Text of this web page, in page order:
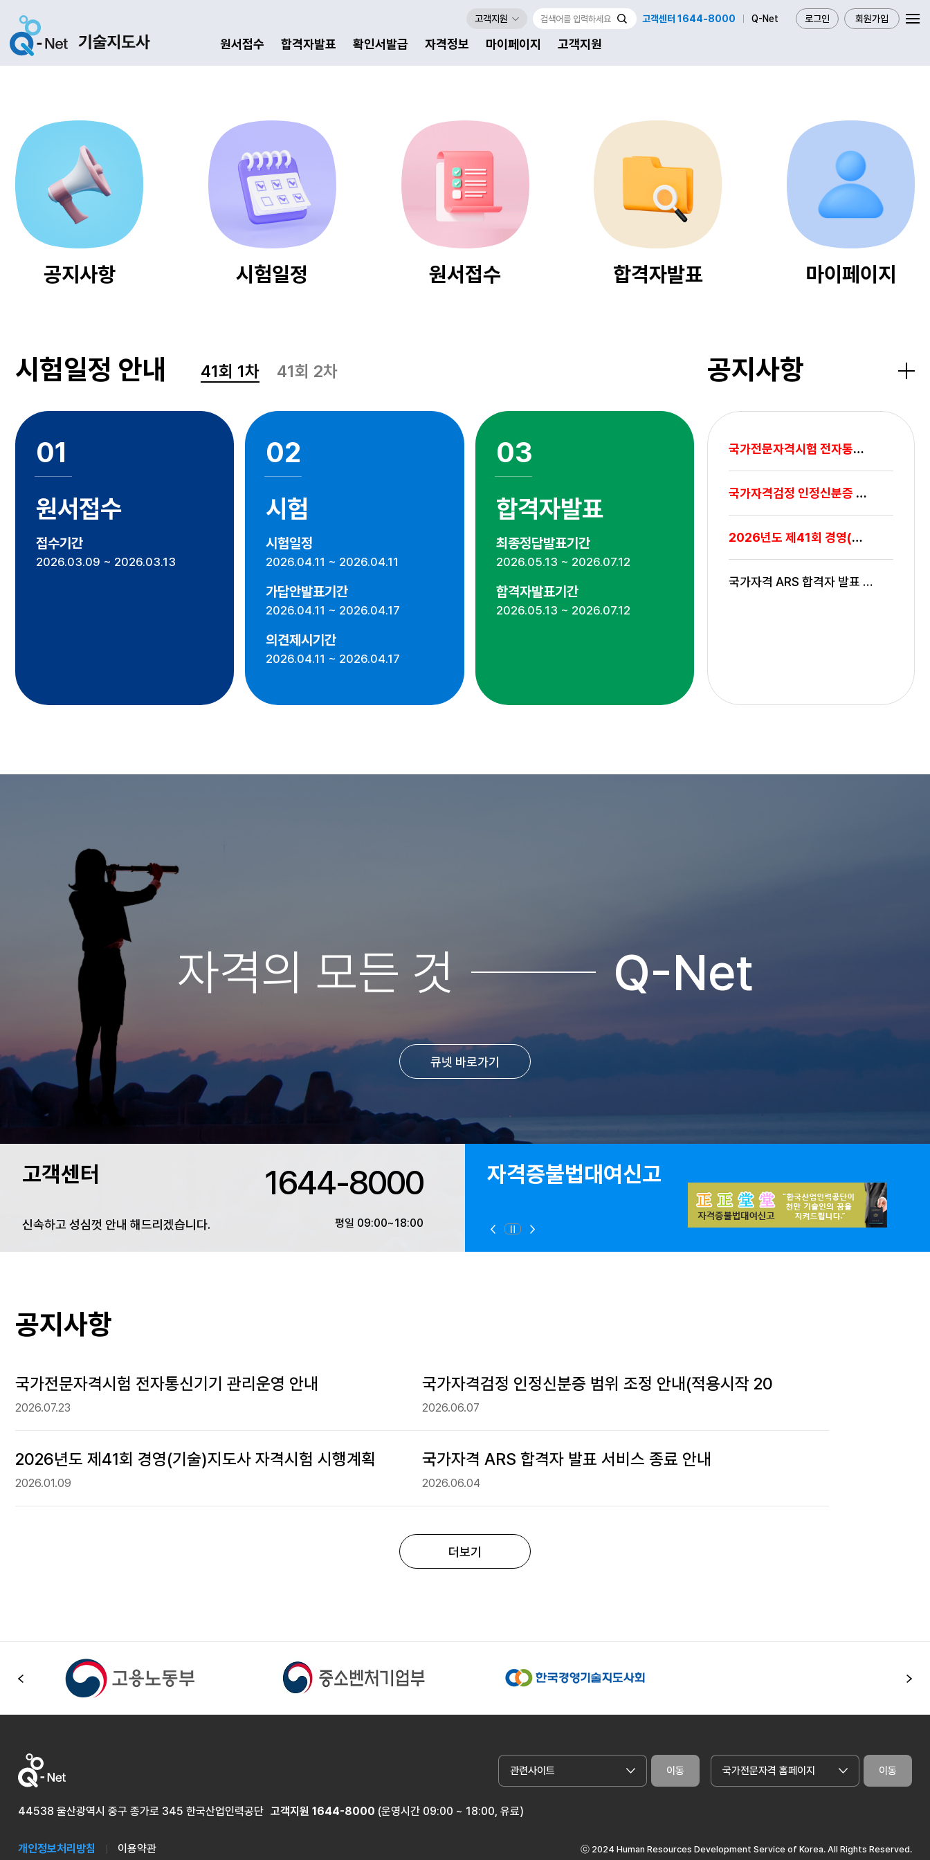
원서접수 합격자발표 확인서발급 자격정보 마이페이지 고객지원
로그인 회원가입
고객센터 1644-8000 Q-Net
고객지원
공지사항 시험일정 원서접수 합격자발표 마이페이지
시험일정 안내 41회 1차 41회 2차
01
원서접수
접수기간
2026.03.09 ~ 2026.03.13
02
시험
시험일정
2026.04.11 ~ 2026.04.11
가답안발표기간
2026.04.11 ~ 2026.04.17
의견제시기간
2026.04.11 ~ 2026.04.17
03
합격자발표
최종정답발표기간
2026.05.13 ~ 2026.07.12
합격자발표기간
2026.05.13 ~ 2026.07.12
공지사항
국가전문자격시험 전자통신기기 관리운영 안내
국가자격검정 인정신분증 범위 조정 안내(적용시
2026년도 제41회 경영(기술)지도사 자격시험 시
국가자격 ARS 합격자 발표 서비스 종료 안내
더보
자격의 모든 것 Q-Net
큐넷 바로가기
고객센터 1644-8000
신속하고 성심껏 안내 해드리겠습니다. 평일 09:00~18:00
한국직업방송 자격증불법대여신고
이전정지
공지사항
국가전문자격시험 전자통신기기 관리운영 안내
2026.07.23
국가자격검정 인정신분증 범위 조정 안내(적용시작 20
2026.06.07
2026년도 제41회 경영(기술)지도사 자격시험 시행계획
2026.01.09
국가자격 ARS 합격자 발표 서비스 종료 안내
2026.06.04
더보기
44538 울산광역시 중구 종가로 345 한국산업인력공단 고객지원 1644-8000 (운영시간 09:00 ~ 18:00, 유료)
개인정보처리방침 이용약관
관련사이트 이동 국가전문자격 홈페이지 이동
ⓒ 2024 Human Resources Development Service of Korea. All Rights Reserved.